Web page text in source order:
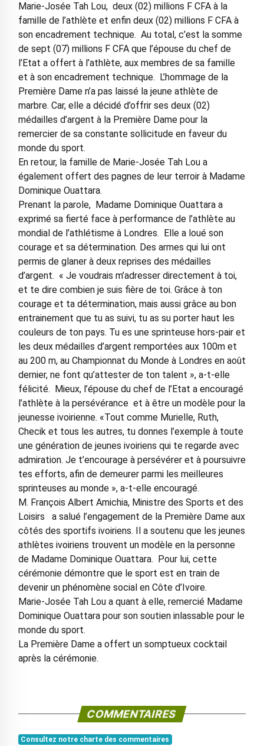
Marie-Josée Tah Lou, deux (02) millions F CFA à la
famille de l’athlète et enfin deux (02) millions F CFA à
son encadrement technique. Au total, c’est la somme
de sept (07) millions F CFA que l’épouse du chef de
l’Etat a offert à l’athlète, aux membres de sa famille
et à son encadrement technique. L’hommage de la
Première Dame n’a pas laissé la jeune athlète de
marbre. Car, elle a décidé d’offrir ses deux (02)
médailles d’argent à la Première Dame pour la
remercier de sa constante sollicitude en faveur du
monde du sport.
En retour, la famille de Marie-Josée Tah Lou a
également offert des pagnes de leur terroir à Madame
Dominique Ouattara.
Prenant la parole, Madame Dominique Ouattara a
exprimé sa fierté face à performance de l’athlète au
mondial de l’athlétisme à Londres. Elle a loué son
courage et sa détermination. Des armes qui lui ont
permis de glaner à deux reprises des médailles
d’argent. « Je voudrais m’adresser directement à toi,
et te dire combien je suis fière de toi. Grâce à ton
courage et ta détermination, mais aussi grâce au bon
entrainement que tu as suivi, tu as su porter haut les
couleurs de ton pays. Tu es une sprinteuse hors-pair et
les deux médailles d’argent remportées aux 100m et
au 200 m, au Championnat du Monde à Londres en août
dernier, ne font qu’attester de ton talent », a-t-elle
félicité. Mieux, l’épouse du chef de l’Etat a encouragé
l’athlète à la persévérance et à être un modèle pour la
jeunesse ivoirienne. «Tout comme Murielle, Ruth,
Checik et tous les autres, tu donnes l’exemple à toute
une génération de jeunes ivoiriens qui te regarde avec
admiration. Je t’encourage à persévérer et à poursuivre
tes efforts, afin de demeurer parmi les meilleures
sprinteuses au monde », a-t-elle encouragé.
M. François Albert Amichia, Ministre des Sports et des
Loisirs a salué l’engagement de la Première Dame aux
côtés des sportifs ivoiriens. Il a soutenu que les jeunes
athlètes ivoiriens trouvent un modèle en la personne
de Madame Dominique Ouattara. Pour lui, cette
cérémonie démontre que le sport est en train de
devenir un phénomène social en Côte d’Ivoire.
Marie-Josée Tah Lou a quant à elle, remercié Madame
Dominique Ouattara pour son soutien inlassable pour le
monde du sport.
La Première Dame a offert un somptueux cocktail
après la cérémonie.
COMMENTAIRES
Consultez notre charte des commentaires